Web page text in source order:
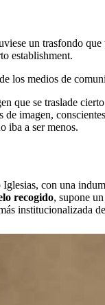
un trasfondo
establishment.
los medios de
que se traslade
imagen,
iba a ser menos.
con una
recogido, supone
institucionalizada